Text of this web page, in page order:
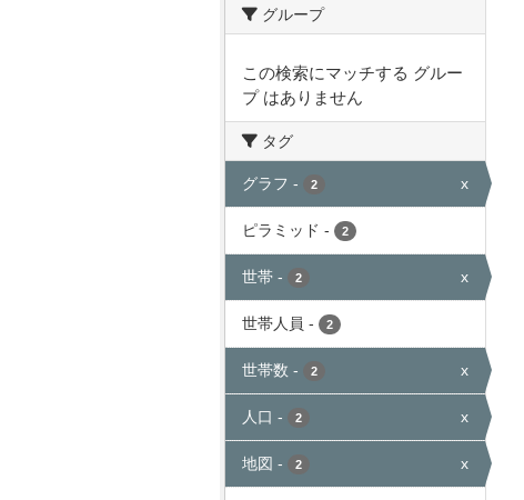
グループ
この検索にマッチする グルー
プ はありません
タグ
グラフ - 2 x
ピラミッド - 2
世帯 - 2 x
世帯人員 - 2
世帯数 - 2 x
人口 - 2 x
地図 - 2 x